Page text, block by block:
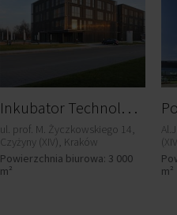
I
nkubator Technologiczny
ul. prof. M. Życzkowskiego 14,
Czyżyny (XIV), Kraków
Powierzchnia biurowa: 3 000
m²
m²